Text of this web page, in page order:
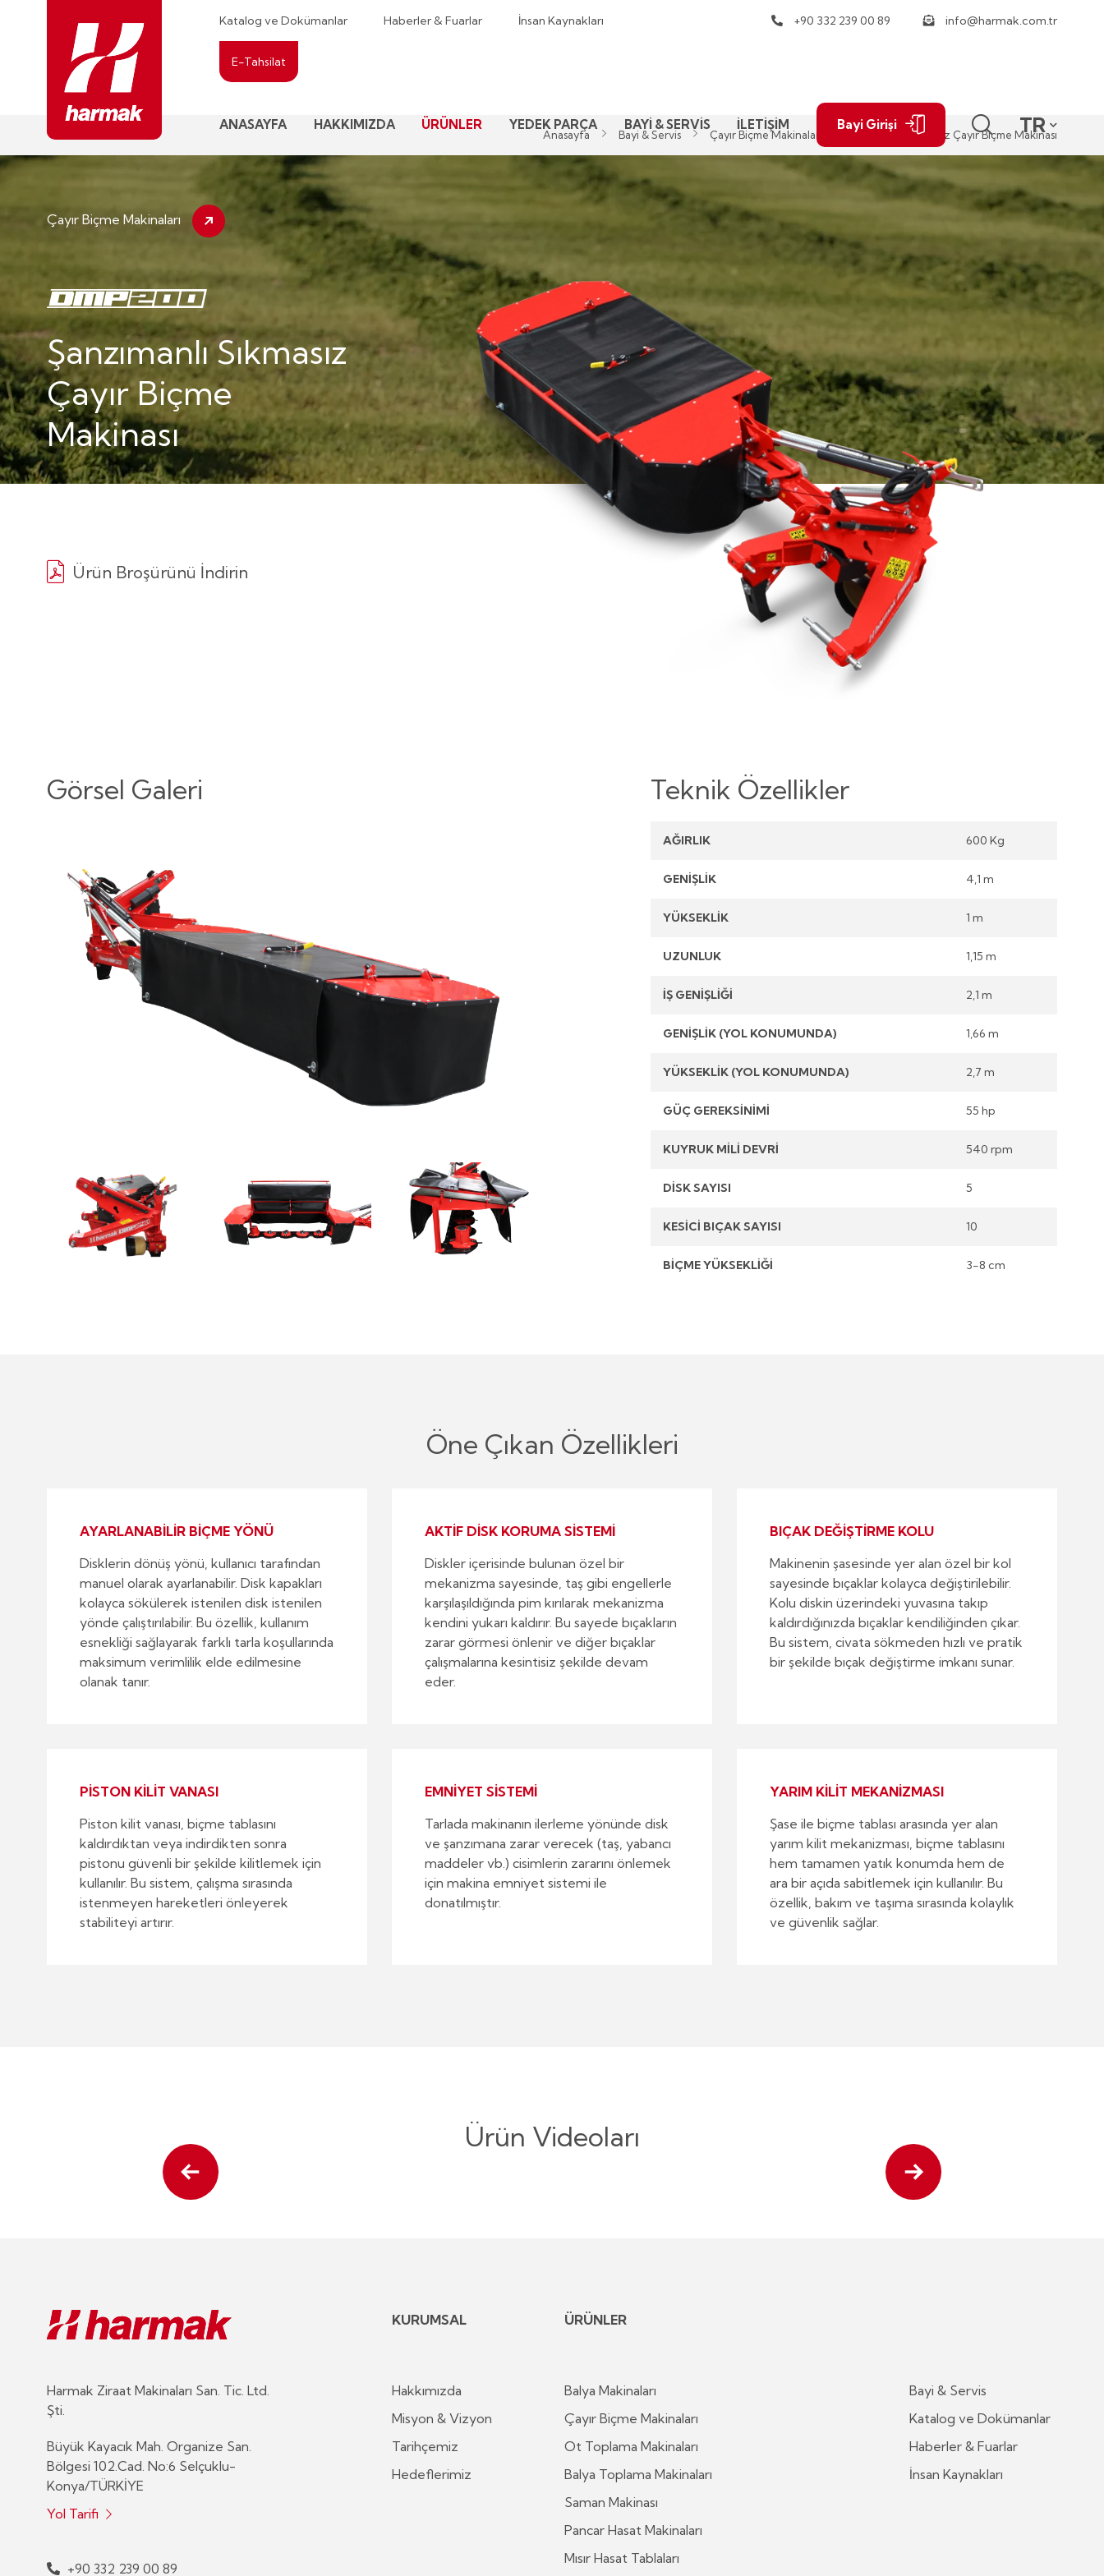
Katalog ve Dokümanlar Haberler & Fuarlar İnsan Kaynakları
E-Tahsilat
+90 332 239 00 89 info@harmak.com.tr
ANASAYFA HAKKIMIZDA ÜRÜNLER YEDEK PARÇA BAYİ & SERVİS İLETİŞİM Bayi Girişi TR
Anasayfa Bayi & Servis Çayır Biçme Makinaları Şanzımanlı Sıkmasız Çayır Biçme Makinası
Çayır Biçme Makinaları
Şanzımanlı Sıkmasız
Çayır Biçme
Makinası
Ürün Broşürünü İndirin
Görsel Galeri Teknik Özellikler
AĞIRLIK 600 Kg
GENİŞLİK 4,1 m
YÜKSEKLİK 1 m
UZUNLUK 1,15 m
İŞ GENİŞLİĞİ 2,1 m
GENİŞLİK (YOL KONUMUNDA) 1,66 m
YÜKSEKLİK (YOL KONUMUNDA) 2,7 m
GÜÇ GEREKSİNİMİ 55 hp
KUYRUK MİLİ DEVRİ 540 rpm
DİSK SAYISI 5
KESİCİ BIÇAK SAYISI 10
BİÇME YÜKSEKLİĞİ 3-8 cm
Öne Çıkan Özellikleri
AYARLANABİLİR BİÇME YÖNÜ
Disklerin dönüş yönü, kullanıcı tarafından
manuel olarak ayarlanabilir. Disk kapakları
kolayca sökülerek istenilen disk istenilen
yönde çalıştırılabilir. Bu özellik, kullanım
esnekliği sağlayarak farklı tarla koşullarında
maksimum verimlilik elde edilmesine
olanak tanır.
AKTİF DİSK KORUMA SİSTEMİ
Diskler içerisinde bulunan özel bir
mekanizma sayesinde, taş gibi engellerle
karşılaşıldığında pim kırılarak mekanizma
kendini yukarı kaldırır. Bu sayede bıçakların
zarar görmesi önlenir ve diğer bıçaklar
çalışmalarına kesintisiz şekilde devam
eder.
BIÇAK DEĞİŞTİRME KOLU
Makinenin şasesinde yer alan özel bir kol
sayesinde bıçaklar kolayca değiştirilebilir.
Kolu diskin üzerindeki yuvasına takıp
kaldırdığınızda bıçaklar kendiliğinden çıkar.
Bu sistem, civata sökmeden hızlı ve pratik
bir şekilde bıçak değiştirme imkanı sunar.
PİSTON KİLİT VANASI
Piston kilit vanası, biçme tablasını
kaldırdıktan veya indirdikten sonra
pistonu güvenli bir şekilde kilitlemek için
kullanılır. Bu sistem, çalışma sırasında
istenmeyen hareketleri önleyerek
stabiliteyi artırır.
EMNİYET SİSTEMİ
Tarlada makinanın ilerleme yönünde disk
ve şanzımana zarar verecek (taş, yabancı
maddeler vb.) cisimlerin zararını önlemek
için makina emniyet sistemi ile
donatılmıştır.
YARIM KİLİT MEKANİZMASI
Şase ile biçme tablası arasında yer alan
yarım kilit mekanizması, biçme tablasını
hem tamamen yatık konumda hem de
ara bir açıda sabitlemek için kullanılır. Bu
özellik, bakım ve taşıma sırasında kolaylık
ve güvenlik sağlar.
Ürün Videoları
Harmak Ziraat Makinaları San. Tic. Ltd.
Şti.
Büyük Kayacık Mah. Organize San.
Bölgesi 102.Cad. No:6 Selçuklu-
Konya/TÜRKİYE
Yol Tarifi
+90 332 239 00 89
KURUMSAL
Hakkımızda
Misyon & Vizyon
Tarihçemiz
Hedeflerimiz
ÜRÜNLER
Balya Makinaları
Çayır Biçme Makinaları
Ot Toplama Makinaları
Balya Toplama Makinaları
Saman Makinası
Pancar Hasat Makinaları
Mısır Hasat Tablaları
Bayi & Servis
Katalog ve Dokümanlar
Haberler & Fuarlar
İnsan Kaynakları